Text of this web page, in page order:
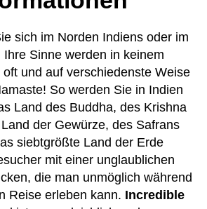
sich im Nor­den Indi­ens oder im
Sinne wer­den in kei­nem
und auf ver­schie­denste Weise
So wer­den Sie in Indien
Land des Bud­dha, des Krishna
der Gewürze, des Safrans
siebt­größte Land der Erde
mit einer unglaub­li­chen
die man unmög­lich wäh­rend
Reise erle­ben kann. Incre­di­ble